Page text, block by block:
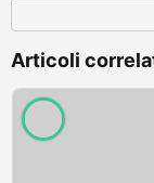
Articoli